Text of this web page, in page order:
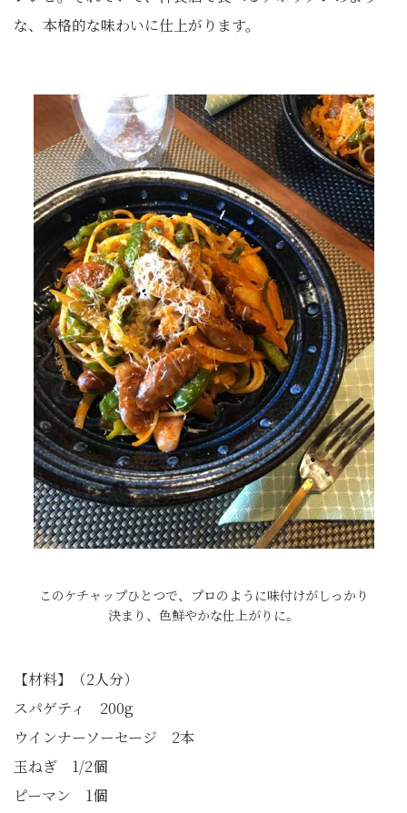
な、本格的な味わいに仕上がります。
このケチャップひとつで、プロのように味付けがしっかり
決まり、色鮮やかな仕上がりに。
【材料】（2人分）
スパゲティ 200g
ウインナーソーセージ 2本
玉ねぎ 1/2個
ピーマン 1個